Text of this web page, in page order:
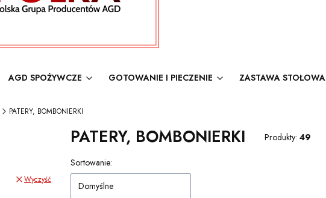
AGD SPOŻYWCZE GOTOWANIE I PIECZENIE ZASTAWA STOŁOWA
PATERY, BOMBONIERKI
Wyczyść
PATERY, BOMBONIERKI Produkty: 49
Lista produktów
Sortowanie:
Domyślne